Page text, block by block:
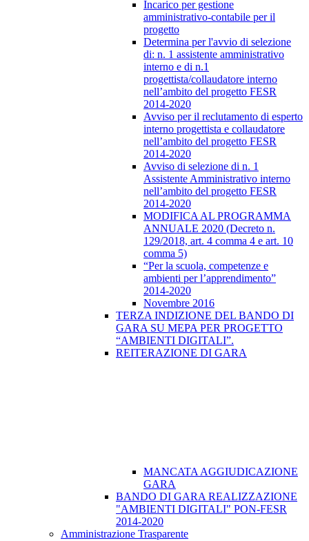
Incarico per gestione
amministrativo-contabile per il
progetto
Determina per l'avvio di selezione
di: n. 1 assistente amministrativo
interno e di n.1
progettista/collaudatore interno
nell’ambito del progetto FESR
2014-2020
Avviso per il reclutamento di esperto
interno progettista e collaudatore
nell’ambito del progetto FESR
2014-2020
Avviso di selezione di n. 1
Assistente Amministrativo interno
nell’ambito del progetto FESR
2014-2020
MODIFICA AL PROGRAMMA
ANNUALE 2020 (Decreto n.
129/2018, art. 4 comma 4 e art. 10
comma 5)
“Per la scuola, competenze e
ambienti per l’apprendimento”
2014-2020
Novembre 2016
TERZA INDIZIONE DEL BANDO DI
GARA SU MEPA PER PROGETTO
“AMBIENTI DIGITALI”.
REITERAZIONE DI GARA
MANCATA AGGIUDICAZIONE
GARA
BANDO DI GARA REALIZZAZIONE
"AMBIENTI DIGITALI" PON-FESR
2014-2020
Amministrazione Trasparente